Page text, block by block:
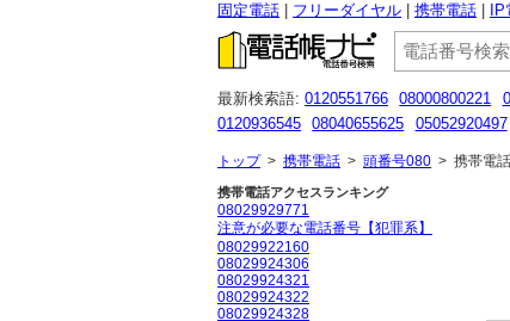
固定電話 フリーダイヤル 携帯電話
最新検索語: 0120551766 08000800221
0120936545
08040655625 05052920497
トップ> 携帯電話 > 頭番号080 > 携帯電
携帯電話アクセスランキング
08029929771
注意が必要な電話番号【犯罪系】
08029922160
08029924306
08029924321
08029924322
08029924328